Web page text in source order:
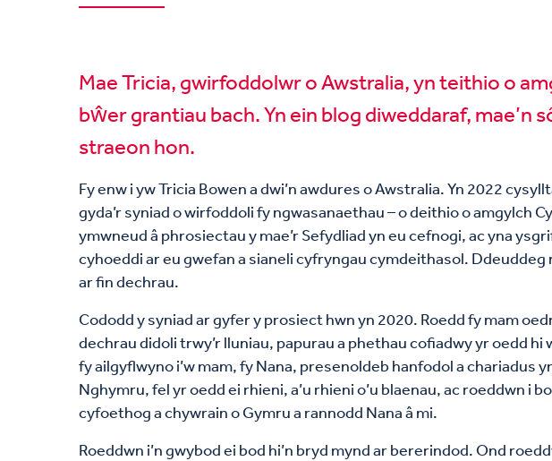
Mae Tricia, gwirfoddolwr o Awstralia, yn teithio o
bŵer grantiau bach. Yn ein blog diweddaraf, mae’n
straeon hon.
Fy enw i yw Tricia Bowen a dwi’n awdures o Awstralia. Yn 2022
gyda’r syniad o wirfoddoli fy ngwasanaethau – o deithio o amgylch
ymwneud â phrosiectau y mae’r Sefydliad yn eu cefnogi, ac yna
cyhoeddi ar eu gwefan a sianeli cyfryngau cymdeithasol. Ddeuddeg
ar fin dechrau.
Cododd y syniad ar gyfer y prosiect hwn yn 2020. Roedd fy mam
dechrau didoli trwy’r lluniau, papurau a phethau cofiadwy yr oedd hi
fy ailgyflwyno i’w mam, fy Nana, presenoldeb hanfodol a chariadus
Nghymru, fel yr oedd ei rhieni, a’u rhieni o’u blaenau, ac roeddwn i
cyfoethog a chywrain o Gymru a rannodd Nana â mi.
Roeddwn i’n gwybod ei bod hi’n bryd mynd ar bererindod. Ond